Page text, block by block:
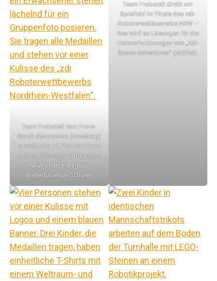
Team Frobots2 vom Franz-
Stock-Gymnasium (Arnsberg)
erreicht den 11. Platz im Finale
des zdi-Roboterwettbewerbs
NRW in der Kategorie
Weiterführende Schulen.
Team Frobots2 direkt am
Spielfeld im Finale des zdi-
Roboterwettbewerbs NRW –
hier wird an Lösungen für die
Herausforderungen von „zdi-
Space Adventures“ getüftelt.